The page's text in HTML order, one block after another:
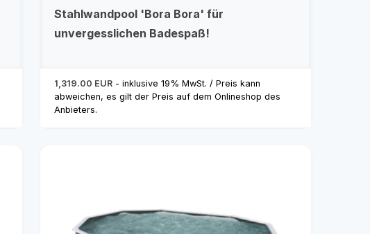
Stahlwandpool 'Bora Bora' für
unvergesslichen Badespaß!
1,319.00 EUR - inklusive 19% MwSt. / Preis kann
abweichen, es gilt der Preis auf dem Onlineshop des
Anbieters.